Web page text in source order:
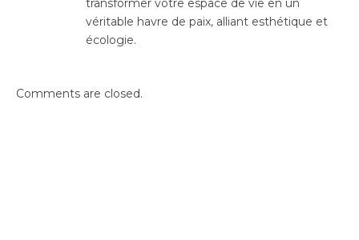
transformer votre espace de vie en un
véritable havre de paix, alliant esthétique et
écologie.
Comments are closed.